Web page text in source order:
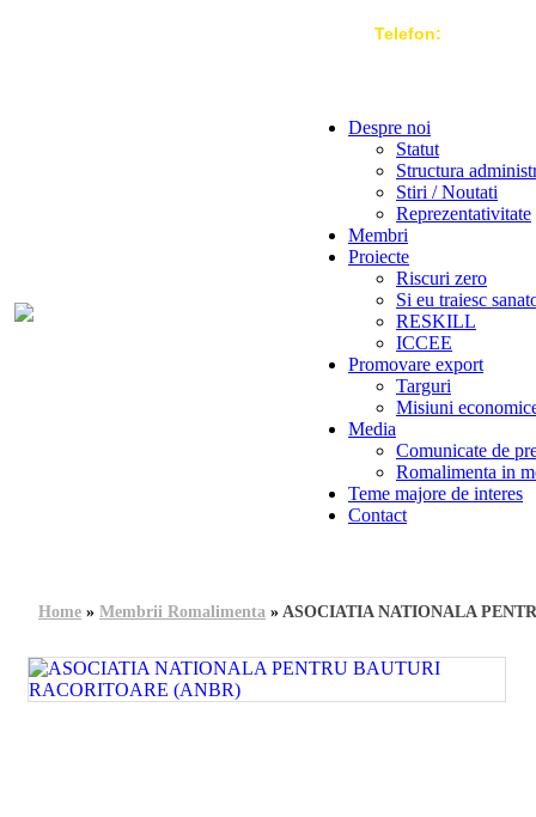
Telefon:
Despre noi
Statut
Structura
Stiri / Noutati
Reprezentativitate
Membri
Proiecte
Riscuri zero
Si eu traiesc
RESKILL
ICCEE
Promovare export
Targuri
Misiuni
Media
Comunicate de
Romalimenta in
Teme majore de interes
Contact
Home » Membrii Romalimenta » ASOCIATIA NATIONALA